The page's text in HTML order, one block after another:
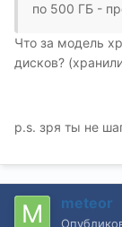
по 500 ГБ -
Что за модель
дисков?
p.s. зря ты не
meteor